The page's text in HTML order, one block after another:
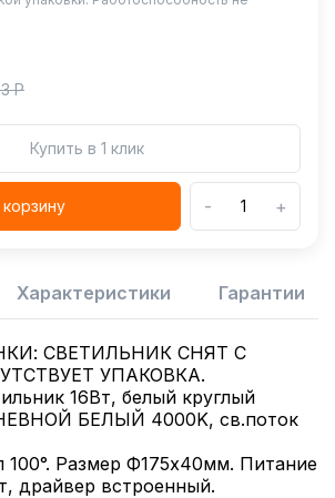
Р
Купить в 1 клик
- +
Характеристики Гарантии
СВЕТИЛЬНИК СНЯТ С
УПАКОВКА.
16Вт, белый круглый
БЕЛЫЙ 4000K, св.поток
100°. Размер Ф175x40мм. Питание
драйвер встроенный.